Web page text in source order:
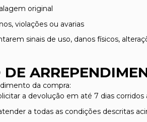
original
violações ou avarias
sinais de uso, danos físicos,
DE
da compra:
a devolução em até 7 dias
a todas as condições descritas